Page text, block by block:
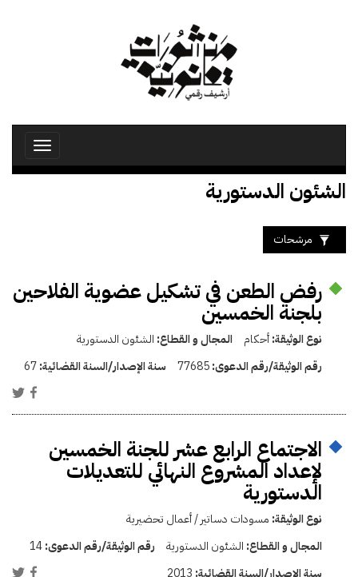
Toggle
الشئون الدستورية
مرشحات
رفض الطعن في تشكيل عضوية الفلاحين
بلجنة الخمسين
نوع الوثيقة:أحكام المجال و القطاع: الشئون الدستورية
رقم الوثيقة/رقم الدعوى:77685 سنة الإصدار/السنة القضائية:67
الاجتماع الرابع عشر للجنة الخمسين
لإعداد المشروع النهائي للتعديلات
الدستورية
نوع الوثيقة: مسودات دساتير / أعمال تحضيرية
المجال و القطاع: الشئون الدستورية رقم الوثيقة/رقم الدعوى:14
سنة الإصدار/السنة القضائية: 2013